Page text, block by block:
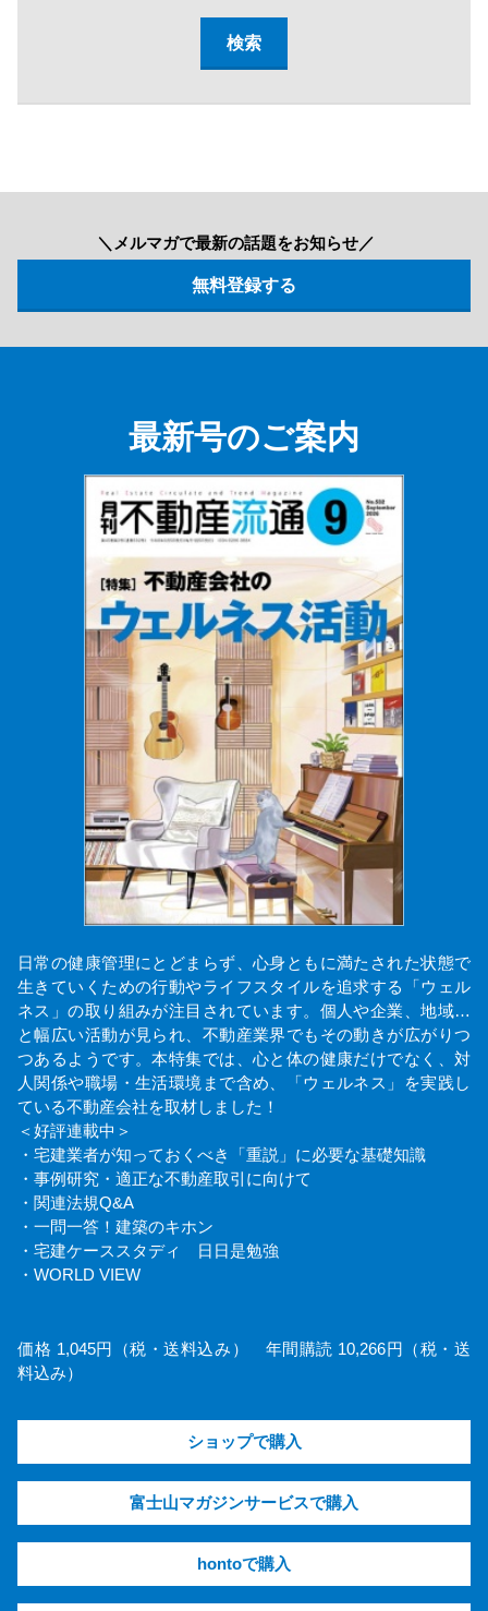
＼メルマガで最新の話題をお知らせ／
最新号のご案内
日常の健康管理にとどまらず、心身ともに満たされた状態で
生きていくための行動やライフスタイルを追求する「ウェル
ネス」の取り組みが注目されています。個人や企業、地域…
と幅広い活動が見られ、不動産業界でもその動きが広がりつ
つあるようです。本特集では、心と体の健康だけでなく、対
人関係や職場・生活環境まで含め、「ウェルネス」を実践し
ている不動産会社を取材しました！
＜好評連載中＞
・宅建業者が知っておくべき「重説」に必要な基礎知識
・事例研究・適正な不動産取引に向けて
・関連法規Q&A
・一問一答！建築のキホン
・宅建ケーススタディ 日日是勉強
・WORLD VIEW
価格 1,045円（税・送料込み） 年間購読 10,266円（税・送
料込み）
ショップで購入
富士山マガジンサービスで購入
hontoで購入